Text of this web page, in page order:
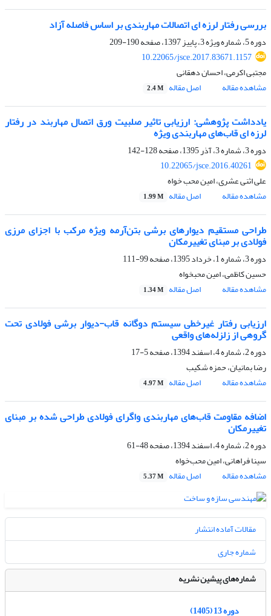
بررسی رفتار لرزه ای اتصالات مهاربندی بر اساس فاصله آزاد
دوره 5، شماره ویژه 3، پاییز 1397، صفحه
190-209
10.22065/jsce.2017.83671.1157
مجتبی اکرمی، احسان دهقانی
مشاهده مقاله
اصل مقاله 2.4 M
یادداشت پژوهشی: ارزیابی تاثیر صلبیت ورق اتصال مهاربند در رفتار
لرزه ای قاب‌های مهاربندی ویژه
دوره 3، شماره 3، آذر 1395، صفحه
128-142
10.22065/jsce.2016.40261
علی اثنی عشری، امین محب خواه
مشاهده مقاله
اصل مقاله 1.99 M
طراحی مستقیم دیوارهای برشی بتن‌آرمه ویژه مرکب با اجزای مرزی
فولادی بر مبنای تغییرمکان
دوره 3، شماره 1، خرداد 1395، صفحه
99-111
حسین کاظمی، امین محبخواه
مشاهده مقاله
اصل مقاله 1.34 M
ارزیابی رفتار غیرخطی سیستم دوگانه قاب-دیوار برشی فولادی تحت
گروهی از زلزله‌های واقعی
دوره 2، شماره 4، اسفند 1394، صفحه
5-17
رضا بمانیان، حمزه شکیب
مشاهده مقاله
اصل مقاله 4.97 M
اضافه مقاومت قاب‌های مهاربندی واگرای فولادی طراحی شده بر مبنای
تغییرمکان
دوره 2، شماره 4، اسفند 1394، صفحه
48-61
سینا فراهانی، امین محب‌خواه
مشاهده مقاله
اصل مقاله 5.37 M
مقالات آماده انتشار
شماره جاری
شماره‌های پیشین نشریه
دوره 13 (1405)